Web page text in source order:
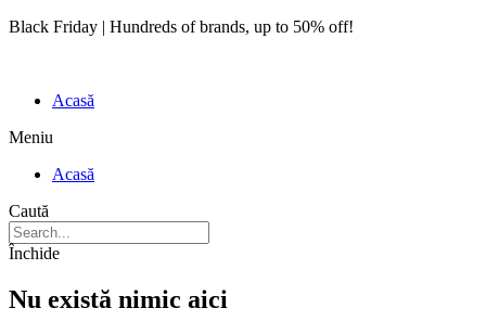
Black Friday | Hundreds of brands, up to 50% off!
Acasă
Meniu
Acasă
Caută
Închide
Nu există nimic aici